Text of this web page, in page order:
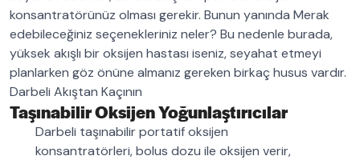
konsantratörünüz olması gerekir. Bunun yanında Merak
edebileceğiniz seçenekleriniz neler? Bu nedenle burada,
yüksek akışlı bir oksijen hastası iseniz, seyahat etmeyi
planlarken göz önüne almanız gereken birkaç husus vardır.
Darbeli Akıştan Kaçının
Taşınabilir Oksijen Yoğunlaştırıcılar
Darbeli taşınabilir portatif oksijen
konsantratörleri, bolus dozu ile oksijen verir,